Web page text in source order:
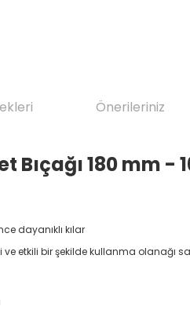
Önerileriniz
180 mm -
dayanıklı kılar
ve etkili bir şekilde kullanma olanağı